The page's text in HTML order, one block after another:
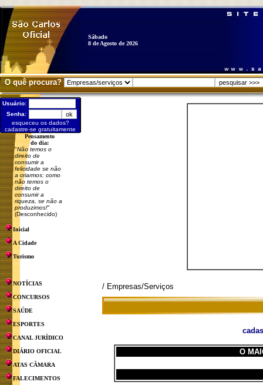
Sábado
8 de Agosto de 2026
O quê procura?
Usuário:
Senha:
esqueceu os dados?
cadastre-se gratuitamente
Pensamento
do dia:
"Não temos o
direito de
consumir a
felicidade se não
a criarmos: como
não temos o
direito de
consumir a
riqueza, se não a
produzimos!"
(Desconhecido)
Inicial
A Cidade
Turismo
NOTÍCIAS
CONCURSOS
SAÚDE
ESPORTES
CANAL JURÍDICO
DIÁRIO OFICIAL
ATAS CÂMARA
FALECIMENTOS
/ Empresas/Serviços
O